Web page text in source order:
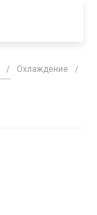
/ Охлаждение /